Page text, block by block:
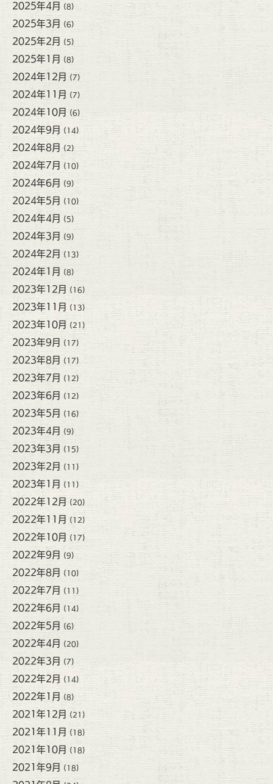
2025年4月 (8)
2025年3月 (6)
2025年2月 (5)
2025年1月 (8)
2024年12月 (7)
2024年11月 (7)
2024年10月 (6)
2024年9月 (14)
2024年8月 (2)
2024年7月 (10)
2024年6月 (9)
2024年5月 (10)
2024年4月 (5)
2024年3月 (9)
2024年2月 (13)
2024年1月 (8)
2023年12月 (16)
2023年11月 (13)
2023年10月 (21)
2023年9月 (17)
2023年8月 (17)
2023年7月 (12)
2023年6月 (12)
2023年5月 (16)
2023年4月 (9)
2023年3月 (15)
2023年2月 (11)
2023年1月 (11)
2022年12月 (20)
2022年11月 (12)
2022年10月 (17)
2022年9月 (9)
2022年8月 (10)
2022年7月 (11)
2022年6月 (14)
2022年5月 (6)
2022年4月 (20)
2022年3月 (7)
2022年2月 (14)
2022年1月 (8)
2021年12月 (21)
2021年11月 (18)
2021年10月 (18)
2021年9月 (18)